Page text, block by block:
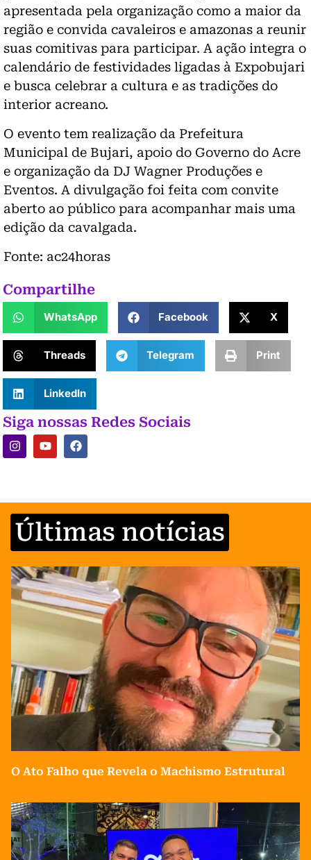
apresentada pela organização como a maior da
região e convida cavaleiros e amazonas a reunir
suas comitivas para participar. A ação integra o
calendário de festividades ligadas à Expobujari
e busca celebrar a cultura e as tradições do
interior acreano.
O evento tem realização da Prefeitura
Municipal de Bujari, apoio do Governo do Acre
e organização da DJ Wagner Produções e
Eventos. A divulgação foi feita com convite
aberto ao público para acompanhar mais uma
edição da cavalgada.
Fonte: ac24horas
Compartilhe
WhatsApp Facebook X
Threads Telegram Print
LinkedIn
Siga nossas Redes Sociais
Últimas notícias
O Ato Falho que Revela o Machismo Estrutural